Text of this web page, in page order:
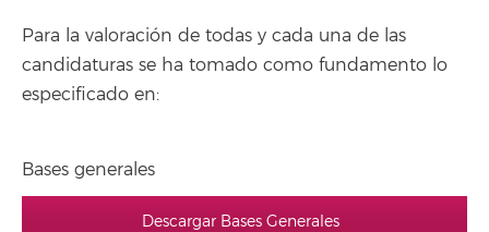
Para la valoración de todas y cada una de las
candidaturas se ha tomado como fundamento lo
especificado en:
Bases generales
Descargar Bases Generales